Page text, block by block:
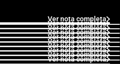
Ver nota completa
Ver nota completa
Ver nota completa
Ver nota completa
Ver nota completa
Ver nota completa
Ver nota completa
Ver nota completa
Ver nota completa
Ver nota completa